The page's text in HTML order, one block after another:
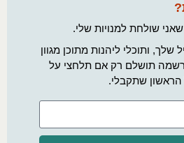
שולחת למנויות שלי.
ותוכלי ליהנות מתוכן מגוון
תושלם רק אם תלחצי על
הראשון שתקבלי.